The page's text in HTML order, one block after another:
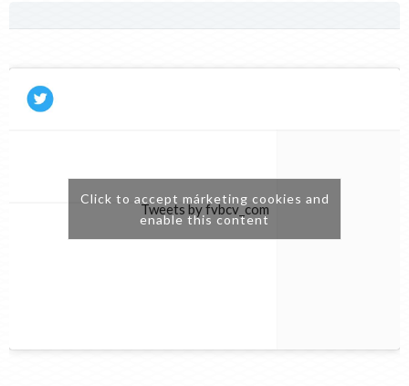
Tweets by fvbcv_com
Click to accept márketing cookies and
enable this content